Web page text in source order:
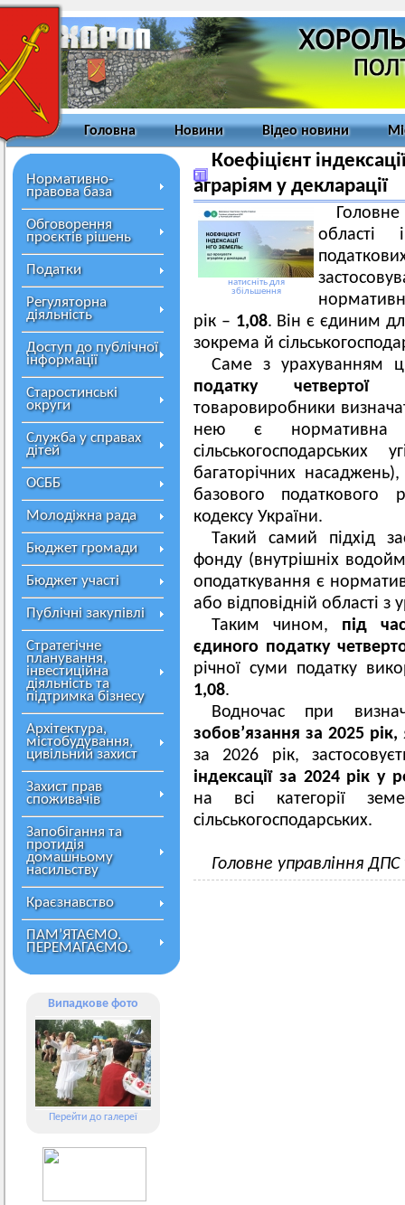
Головна Новини Відео новини
Нормативно-
правова база
Обговорення
проєктів рішень
Податки
Регуляторна
діяльність
Доступ до публічної
інформації
Старостинські
округи
Служба у справах
дітей
ОСББ
Молодіжна рада
Бюджет громади
Бюджет участі
Публічні закупівлі
Стратегічне
планування,
інвестиційна
діяльність та
підтримка бізнесу
Архітектура,
містобудування,
цивільний захист
Захист прав
споживачів
Запобігання та
протидія
домашньому
насильству
Краєзнавство
ПАМ’ЯТАЄМО.
ПЕРЕМАГАЄМО.
Випадкове фото
Перейти до галереї
Коефіцієнт
аграріям у декларації
натисніть для
збільшення
області
рік – 1,08. Він є єдиним
зокрема й
Саме з урахуванням
податку четвертої
товаровиробники
нею є нормативна
багаторічних
базового податкового
кодексу України.
Такий самий підхід
фонду (внутрішніх
оподаткування є
або відповідній області з
Таким чином, під
єдиного податку
річної суми податку
1,08.
Водночас при
зобов’язання за 2025 рік,
за 2026 рік,
індексації за 2024 рік у
на всі категорії
сільськогосподарських.
Головне управління